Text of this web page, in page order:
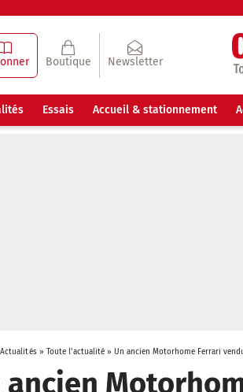
Boutique Newsletter
Essais Accueil & stationnement
Actualités» Toute l'actualité » Un ancien Motorhome Ferrari
ancien